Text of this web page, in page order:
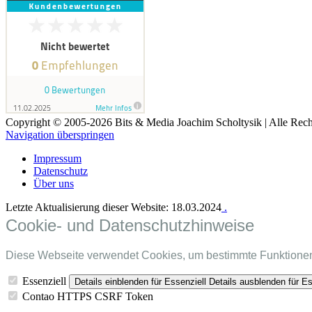
Copyright © 2005-2026 Bits & Media Joachim Scholtysik | Alle
Navigation überspringen
Impressum
Datenschutz
Über uns
Letzte Aktualisierung dieser Website: 18.03.2024 .
Cookie- und Datenschutzhinweise
Diese Webseite verwendet Cookies, um bestimmte
Essenziell Details einblenden für Essenziell Details ausblenden für
Contao HTTPS CSRF Token